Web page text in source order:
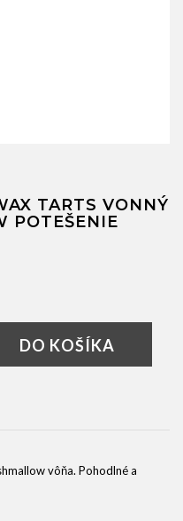
TARTS VONNÝ
POTEŠENIE
DO KOŠÍKA
vôňa. Pohodlné a